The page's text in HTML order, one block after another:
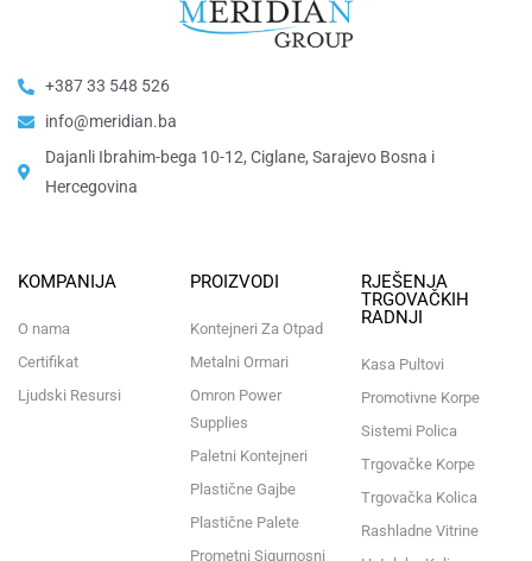
+387 33 548 526
info@meridian.ba
Dajanli Ibrahim-bega 10-12, Ciglane, Sarajevo Bosna i
Hercegovina​
KOMPANIJA
O nama
Certifikat
Ljudski Resursi
PROIZVODI
Kontejneri Za Otpad
Metalni Ormari
Omron Power
Supplies
Paletni Kontejneri
Plastične Gajbe
Plastične Palete
Prometni Sigurnosni
RJEŠENJA
TRGOVAČKIH
RADNJI
Kasa Pultovi
Promotivne Korpe
Sistemi Polica
Trgovačke Korpe
Trgovačka Kolica
Rashladne Vitrine